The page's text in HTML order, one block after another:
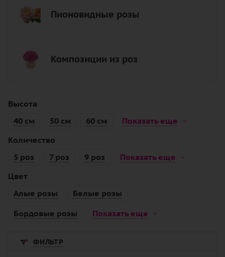
Пионовидные розы
Композиции из роз
Высота
40 см
50 см 60 см
Показать еще
Количество
5 роз
7 роз 9 роз
Показать еще
Цвет
Алые розы
Белые розы
Бордовые розы
Показать еще
ФИЛЬТР